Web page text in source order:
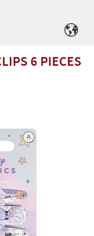
6 PIECES